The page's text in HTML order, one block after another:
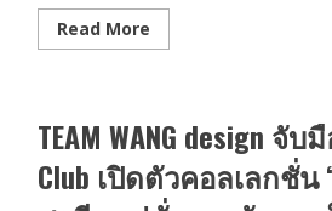
นท
ภูมิ
Read MoreRead
more
ดี!
“ศรัทธา
เทวาลัย”
ปัก
หมุด
TEAM WANG design จั
Club เปิดตัวคอลเลกชั่น